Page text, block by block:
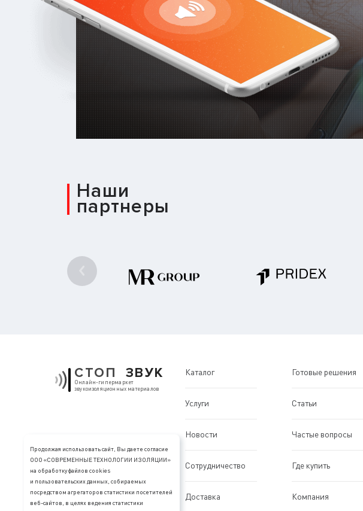
Наши
партнеры
СТОП ЗВУК
Онлайн-гипермаркет
звукоизоляционных материалов
Каталог Готовые решения
Услуги Статьи
Новости Частые вопросы
Сотрудничество Где купить
Доставка Компания
Продолжая использовать сайт, Вы даете согласие
ООО «СОВРЕМЕННЫЕ ТЕХНОЛОГИИ ИЗОЛЯЦИИ»
на обработку файлов cookies
и пользовательских данных, собираемых
посредством агрегаторов статистики посетителей
веб-сайтов, в целях ведения статистики